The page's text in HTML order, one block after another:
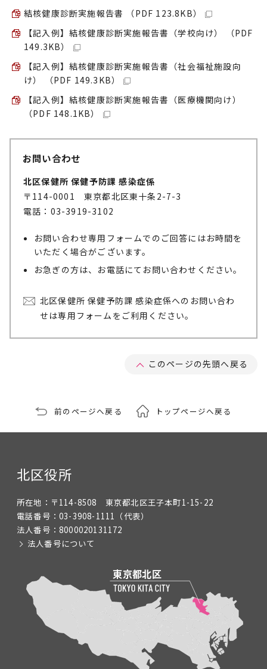
結核健康診断実施報告書 （PDF 123.8KB）
【記入例】結核健康診断実施報告書（学校向け） （PDF
149.3KB）
【記入例】結核健康診断実施報告書（社会福祉施設向
け） （PDF 149.3KB）
【記入例】結核健康診断実施報告書（医療機関向け）
（PDF 148.1KB）
お問い合わせ
北区保健所 保健予防課 感染症係
〒114-0001 東京都北区東十条2-7-3
電話：03-3919-3102
お問い合わせ専用フォームでのご回答にはお時間を
いただく場合がございます。
お急ぎの方は、お電話にてお問い合わせください。
北区保健所 保健予防課 感染症係へのお問い合わ
せは専用フォームをご利用ください。
このページの先頭へ戻る
前のページへ戻る トップページへ戻る
北区役所
所在地： 〒114-8508 東京都北区王子本町1-15-22
電話番号： 03-3908-1111 （代表）
法人番号： 8000020131172
法人番号について